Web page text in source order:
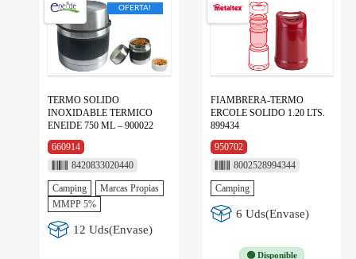
OFERTA!
TERMO SOLIDO
INOXIDABLE TERMICO
ENEIDE 750 ML – 900022
660914
8420833020440
Camping
Marcas Propias
MMPP 5%
12 Uds(Envase)
FIAMBRERA-TERMO
ERCOLE SOLIDO 1.20 LTS.
899434
950702
8002528994344
Camping
6 Uds(Envase)
🟢 Disponible